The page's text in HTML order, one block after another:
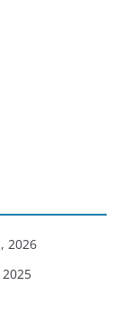
2026